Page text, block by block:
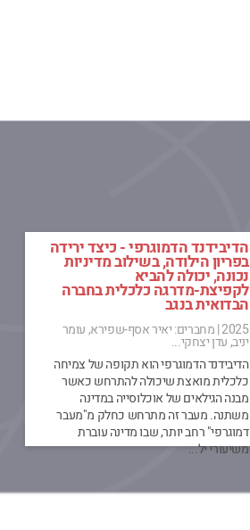
הדיבידנד הדמוגרפי - כיצד ירידה
בפריון הילודה, בשילוב מדיניות
נכונה, יכולה להביא
לקפיצת-מדרגה כלכלית בחברה
הבדואית בנגב
2025
|מחברים: יאיר אסף-שפירא, עומר
יניב, עדן יצחקי...
הדיבידנד הדמוגרפי הוא תקופה של צמיחה
כלכלית מואצת שיכולה להתרחש כאשר
מבנה הגילאים של אוכלוסייה במדינה
משתנה. מעבר זה מתרחש כחלק מ"מעבר
דמוגרפי" רחב יותר, שבו מדינה עוברת
משיעורי יל...